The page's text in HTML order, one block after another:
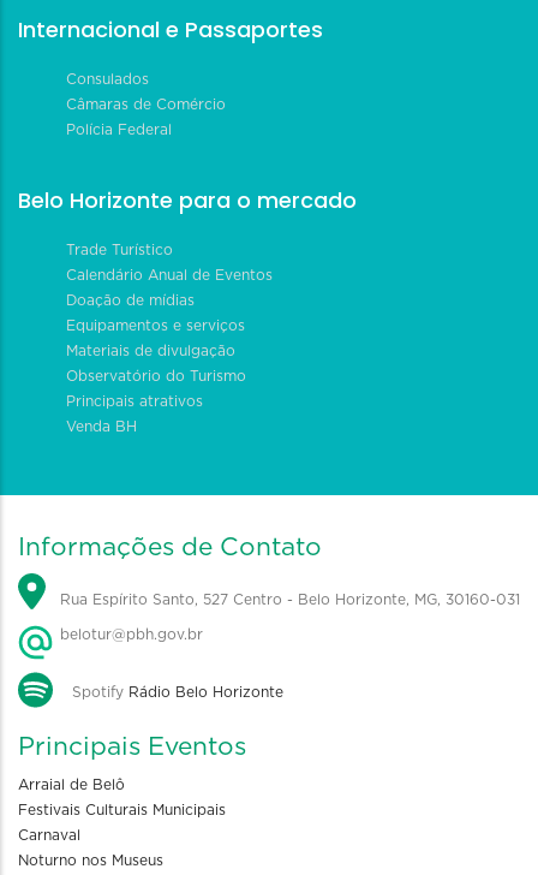
Internacional e Passaportes
Consulados
Câmaras de Comércio
Polícia Federal
Belo Horizonte para o mercado
Trade Turístico
Calendário Anual de Eventos
Doação de mídias
Equipamentos e serviços
Materiais de divulgação
Observatório do Turismo
Principais atrativos
Venda BH
Informações de Contato
Rua Espírito Santo, 527 Centro - Belo Horizonte, MG, 30160-031
belotur@pbh.gov.br
Spotify Rádio Belo Horizonte
Principais Eventos
Arraial de Belô
Festivais Culturais Municipais
Carnaval
Noturno nos Museus